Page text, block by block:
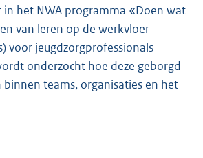
in het NWA programma «Doen wat
van leren op de werkvloer
voor jeugdzorgprofessionals
onderzocht hoe deze geborgd
teams, organisaties en het